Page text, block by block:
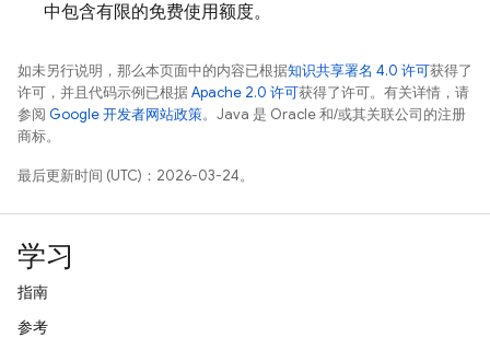
中包含有限的免费使用额度。
如未另行说明，那么本页面中的内容已根据知识共享署名 4.0 许可获得了
许可，并且代码示例已根据Apache 2.0 许可获得了许可。有关详情，请
参阅 Google 开发者网站政策。Java 是 Oracle 和/或其关联公司的注册
商标。
最后更新时间 (UTC)：2026-03-24。
学习
指南
参考